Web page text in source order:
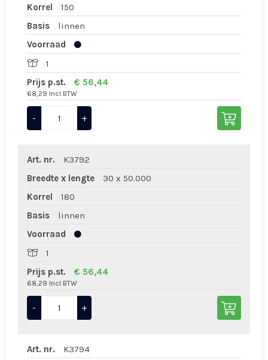
Korrel
150
Basis
linnen
Voorraad
1
Prijs p.st.
€ 56,44
68,29 Incl BTW
- +
Art. nr.
K3792
Breedte x lengte
30 x 50.000
Korrel
180
Basis
linnen
Voorraad
1
Prijs p.st.
€ 56,44
68,29 Incl BTW
- +
Art. nr.
K3794